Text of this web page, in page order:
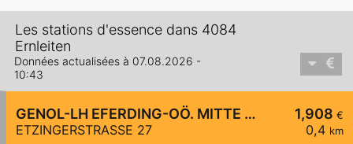
Les stations d'essence dans 4084
Ernleiten
Données actualisées à 07.08.2026 -
10:43
1,908 €
0,4 km
GENOL-LH EFERDING-OÖ. MITTE eGen
ETZINGERSTRASSE 27